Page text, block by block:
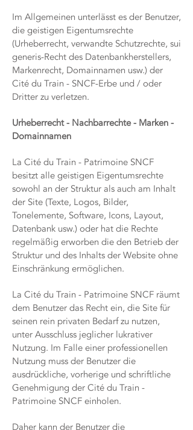
Im Allgemeinen unterlässt es der Benutzer,
die geistigen Eigentumsrechte
(Urheberrecht, verwandte Schutzrechte, sui
generis-Recht des Datenbankherstellers,
Markenrecht, Domainnamen usw.) der
Cité du Train - SNCF-Erbe und / oder
Dritter zu verletzen.
Urheberrecht - Nachbarrechte - Marken -
Domainnamen
La Cité du Train - Patrimoine SNCF
besitzt alle geistigen Eigentumsrechte
sowohl an der Struktur als auch am Inhalt
der Site (Texte, Logos, Bilder,
Tonelemente, Software, Icons, Layout,
Datenbank usw.) oder hat die Rechte
regelmäßig erworben die den Betrieb der
Struktur und des Inhalts der Website ohne
Einschränkung ermöglichen.
La Cité du Train - Patrimoine SNCF räumt
dem Benutzer das Recht ein, die Site für
seinen rein privaten Bedarf zu nutzen,
unter Ausschluss jeglicher lukrativer
Nutzung. Im Falle einer professionellen
Nutzung muss der Benutzer die
ausdrückliche, vorherige und schriftliche
Genehmigung der Cité du Train -
Patrimoine SNCF einholen.
Daher kann der Benutzer die